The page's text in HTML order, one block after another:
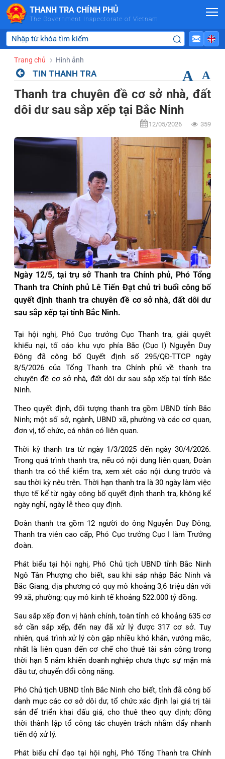
Skip to Main Content
THANH TRA CHÍNH PHỦ
The Government Inspectorate of Vietnam
Trang chủ Hình ảnh
TIN THANH TRA A A
Thanh tra chuyên đề cơ sở nhà, đất
dôi dư sau sắp xếp tại Bắc Ninh
12/05/2026 359
Ngày 12/5, tại trụ sở Thanh tra Chính phủ, Phó Tổng
Thanh tra Chính phủ Lê Tiến Đạt chủ trì buổi công bố
quyết định thanh tra chuyên đề cơ sở nhà, đất dôi dư
sau sắp xếp tại tỉnh Bắc Ninh.
Tại hội nghị, Phó Cục trưởng Cục Thanh tra, giải quyết
khiếu nại, tố cáo khu vực phía Bắc (Cục I) Nguyễn Duy
Đông đã công bố Quyết định số 295/QĐ-TTCP ngày
8/5/2026 của Tổng Thanh tra Chính phủ về thanh tra
chuyên đề cơ sở nhà, đất dôi dư sau sắp xếp tại tỉnh Bắc
Ninh.
Theo quyết định, đối tượng thanh tra gồm UBND tỉnh Bắc
Ninh; một số sở, ngành, UBND xã, phường và các cơ quan,
đơn vị, tổ chức, cá nhân có liên quan.
Thời kỳ thanh tra từ ngày 1/3/2025 đến ngày 30/4/2026.
Trong quá trình thanh tra, nếu có nội dung liên quan, Đoàn
thanh tra có thể kiểm tra, xem xét các nội dung trước và
sau thời kỳ nêu trên. Thời hạn thanh tra là 30 ngày làm việc
thực tế kể từ ngày công bố quyết định thanh tra, không kể
ngày nghỉ, ngày lễ theo quy định.
Đoàn thanh tra gồm 12 người do ông Nguyễn Duy Đông,
Thanh tra viên cao cấp, Phó Cục trưởng Cục I làm Trưởng
đoàn.
Phát biểu tại hội nghị, Phó Chủ tịch UBND tỉnh Bắc Ninh
Ngô Tân Phượng cho biết, sau khi sáp nhập Bắc Ninh và
Bắc Giang, địa phương có quy mô khoảng 3,6 triệu dân với
99 xã, phường; quy mô kinh tế khoảng 522.000 tỷ đồng.
Sau sắp xếp đơn vị hành chính, toàn tỉnh có khoảng 635 cơ
sở cần sắp xếp, đến nay đã xử lý được 317 cơ sở. Tuy
nhiên, quá trình xử lý còn gặp nhiều khó khăn, vướng mắc,
nhất là liên quan đến cơ chế cho thuê tài sản công trong
thời hạn 5 năm khiến doanh nghiệp chưa thực sự mặn mà
đầu tư, chuyển đổi công năng.
Phó Chủ tịch UBND tỉnh Bắc Ninh cho biết, tỉnh đã công bố
danh mục các cơ sở dôi dư, tổ chức xác định lại giá trị tài
sản để triển khai đấu giá, cho thuê theo quy định; đồng
thời thành lập tổ công tác chuyên trách nhằm đẩy nhanh
tiến độ xử lý.
Phát biểu chỉ đạo tại hội nghị, Phó Tổng Thanh tra Chính